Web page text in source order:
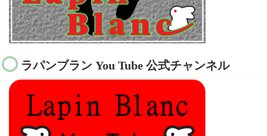
ラパンブラン You Tube 公式チャンネル